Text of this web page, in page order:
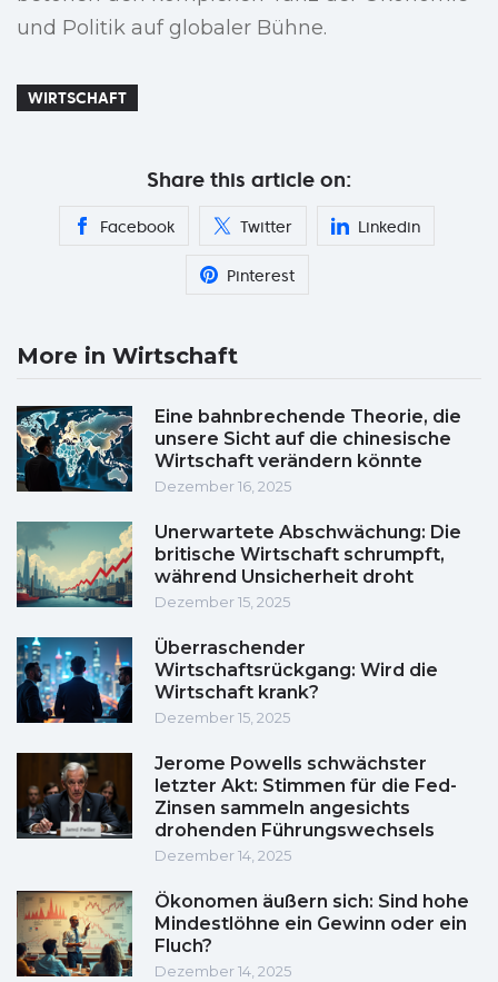
und Politik auf globaler Bühne.
WIRTSCHAFT
Share this article on:
Facebook Twitter Linkedin
Pinterest
More in Wirtschaft
Eine bahnbrechende Theorie, die
unsere Sicht auf die chinesische
Wirtschaft verändern könnte
Dezember 16, 2025
Unerwartete Abschwächung: Die
britische Wirtschaft schrumpft,
während Unsicherheit droht
Dezember 15, 2025
Überraschender
Wirtschaftsrückgang: Wird die
Wirtschaft krank?
Dezember 15, 2025
Jerome Powells schwächster
letzter Akt: Stimmen für die Fed-
Zinsen sammeln angesichts
drohenden Führungswechsels
Dezember 14, 2025
Ökonomen äußern sich: Sind hohe
Mindestlöhne ein Gewinn oder ein
Fluch?
Dezember 14, 2025